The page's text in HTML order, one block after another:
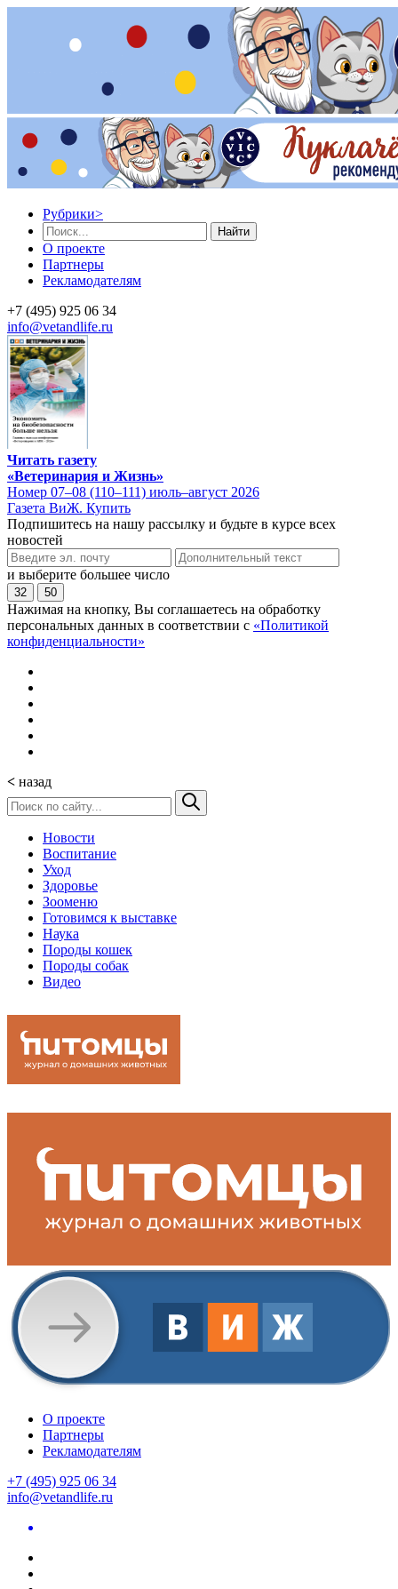
Рубрики>
Найти
О проекте
Партнеры
Рекламодателям
+7 (495) 925 06 34
info@vetandlife.ru
Читать газету
«Ветеринария и Жизнь»
Номер 07–08 (110–111) июль–август 2026
Газета ВиЖ. Купить
Подпишитесь на нашу рассылку и будьте в курсе всех
новостей
и выберите большее число
32 50
Нажимая на кнопку, Вы соглашаетесь на обработку
персональных данных в соответствии с «Политикой
конфиденциальности»
< назад
Новости
Воспитание
Уход
Здоровье
Зооменю
Готовимся к выставке
Наука
Породы кошек
Породы собак
Видео
О проекте
Партнеры
Рекламодателям
+7 (495) 925 06 34
info@vetandlife.ru